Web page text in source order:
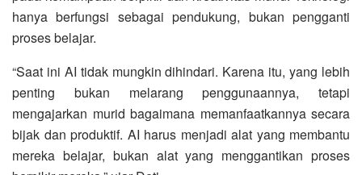
hanya berfungsi sebagai pendukung, bukan pengganti
proses belajar.
“Saat ini AI tidak mungkin dihindari. Karena itu, yang lebih
penting bukan melarang penggunaannya, tetapi
mengajarkan murid bagaimana memanfaatkannya secara
bijak dan produktif. AI harus menjadi alat yang membantu
mereka belajar, bukan alat yang menggantikan proses